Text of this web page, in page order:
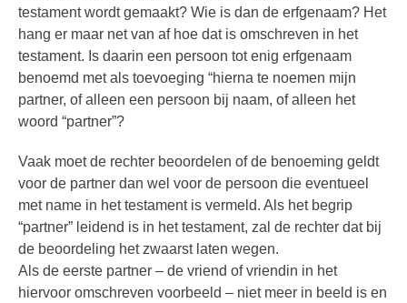
testament wordt gemaakt? Wie is dan de erfgenaam? Het
hang er maar net van af hoe dat is omschreven in het
testament. Is daarin een persoon tot enig erfgenaam
benoemd met als toevoeging “hierna te noemen mijn
partner, of alleen een persoon bij naam, of alleen het
woord “partner”?
Vaak moet de rechter beoordelen of de benoeming geldt
voor de partner dan wel voor de persoon die eventueel
met name in het testament is vermeld. Als het begrip
“partner” leidend is in het testament, zal de rechter dat bij
de beoordeling het zwaarst laten wegen.
Als de eerste partner – de vriend of vriendin in het
hiervoor omschreven voorbeeld – niet meer in beeld is en